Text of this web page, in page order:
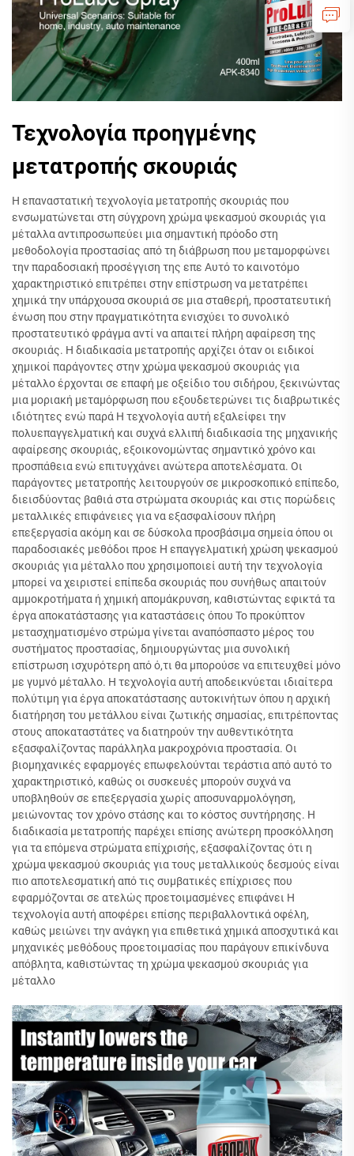
Τεχνολογία προηγμένης
μετατροπής σκουριάς
Η επαναστατική τεχνολογία μετατροπής σκουριάς που
ενσωματώνεται στη σύγχρονη χρώμα ψεκασμού σκουριάς για
μέταλλα αντιπροσωπεύει μια σημαντική πρόοδο στη
μεθοδολογία προστασίας από τη διάβρωση που μεταμορφώνει
την παραδοσιακή προσέγγιση της επε Αυτό το καινοτόμο
χαρακτηριστικό επιτρέπει στην επίστρωση να μετατρέπει
χημικά την υπάρχουσα σκουριά σε μια σταθερή, προστατευτική
ένωση που στην πραγματικότητα ενισχύει το συνολικό
προστατευτικό φράγμα αντί να απαιτεί πλήρη αφαίρεση της
σκουριάς. Η διαδικασία μετατροπής αρχίζει όταν οι ειδικοί
χημικοί παράγοντες στην χρώμα ψεκασμού σκουριάς για
μέταλλο έρχονται σε επαφή με οξείδιο του σιδήρου, ξεκινώντας
μια μοριακή μεταμόρφωση που εξουδετερώνει τις διαβρωτικές
ιδιότητες ενώ παρά Η τεχνολογία αυτή εξαλείφει την
πολυεπαγγελματική και συχνά ελλιπή διαδικασία της μηχανικής
αφαίρεσης σκουριάς, εξοικονομώντας σημαντικό χρόνο και
προσπάθεια ενώ επιτυγχάνει ανώτερα αποτελέσματα. Οι
παράγοντες μετατροπής λειτουργούν σε μικροσκοπικό επίπεδο,
διεισδύοντας βαθιά στα στρώματα σκουριάς και στις πορώδεις
μεταλλικές επιφάνειες για να εξασφαλίσουν πλήρη
επεξεργασία ακόμη και σε δύσκολα προσβάσιμα σημεία όπου οι
παραδοσιακές μεθόδοι προε Η επαγγελματική χρώση ψεκασμού
σκουριάς για μέταλλο που χρησιμοποιεί αυτή την τεχνολογία
μπορεί να χειριστεί επίπεδα σκουριάς που συνήθως απαιτούν
αμμοκροτήματα ή χημική απομάκρυνση, καθιστώντας εφικτά τα
έργα αποκατάστασης για καταστάσεις όπου Το προκύπτον
μετασχηματισμένο στρώμα γίνεται αναπόσπαστο μέρος του
συστήματος προστασίας, δημιουργώντας μια συνολική
επίστρωση ισχυρότερη από ό,τι θα μπορούσε να επιτευχθεί μόνο
με γυμνό μέταλλο. Η τεχνολογία αυτή αποδεικνύεται ιδιαίτερα
πολύτιμη για έργα αποκατάστασης αυτοκινήτων όπου η αρχική
διατήρηση του μετάλλου είναι ζωτικής σημασίας, επιτρέποντας
στους αποκαταστάτες να διατηρούν την αυθεντικότητα
εξασφαλίζοντας παράλληλα μακροχρόνια προστασία. Οι
βιομηχανικές εφαρμογές επωφελούνται τεράστια από αυτό το
χαρακτηριστικό, καθώς οι συσκευές μπορούν συχνά να
υποβληθούν σε επεξεργασία χωρίς αποσυναρμολόγηση,
μειώνοντας τον χρόνο στάσης και το κόστος συντήρησης. Η
διαδικασία μετατροπής παρέχει επίσης ανώτερη προσκόλληση
για τα επόμενα στρώματα επίχρισής, εξασφαλίζοντας ότι η
χρώμα ψεκασμού σκουριάς για τους μεταλλικούς δεσμούς είναι
πιο αποτελεσματική από τις συμβατικές επίχρισες που
εφαρμόζονται σε ατελώς προετοιμασμένες επιφάνει Η
τεχνολογία αυτή αποφέρει επίσης περιβαλλοντικά οφέλη,
καθώς μειώνει την ανάγκη για επιθετικά χημικά αποσχυτικά και
μηχανικές μεθόδους προετοιμασίας που παράγουν επικίνδυνα
απόβλητα, καθιστώντας τη χρώμα ψεκασμού σκουριάς για
μέταλλο